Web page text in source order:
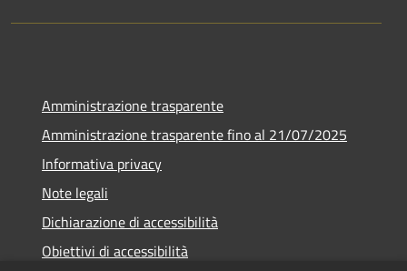
Amministrazione trasparente
Amministrazione trasparente fino al 21/07/2025
Informativa privacy
Note legali
Dichiarazione di accessibilità
Obiettivi di accessibilità